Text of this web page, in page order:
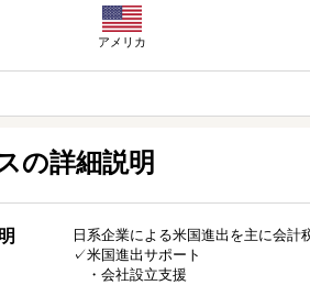
アメリカ
の詳細説明
日系企業による米国進出を主に会
✓米国進出サポート
・会社設立支援